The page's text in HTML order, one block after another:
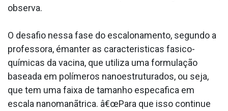
observa.
O desafio nessa fase do escalonamento, segundo a
professora, émanter as caracteri­sticas fa­sico-
químicas da vacina, que utiliza uma formulação
baseada em polímeros nanoestruturados, ou seja,
que tem uma faixa de tamanho especa­fica em
escala nanomanãtrica. â€œPara que isso continue